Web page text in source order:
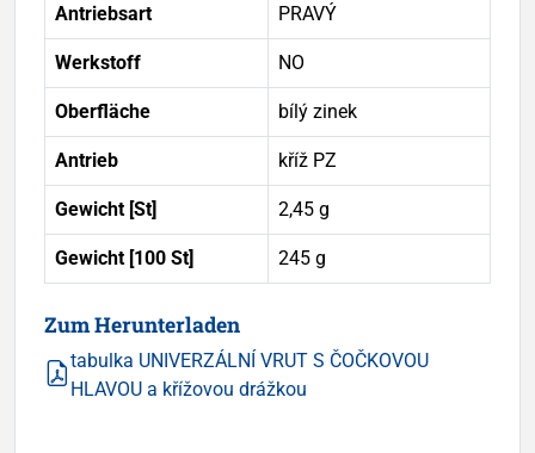
Antriebsart PRAVÝ
Werkstoff NO
Oberfläche bílý zinek
Antrieb kříž PZ
Gewicht [St] 2,45 g
Gewicht [100 St] 245 g
Zum Herunterladen
tabulka UNIVERZÁLNÍ VRUT S ČOČKOVOU
HLAVOU a křížovou drážkou